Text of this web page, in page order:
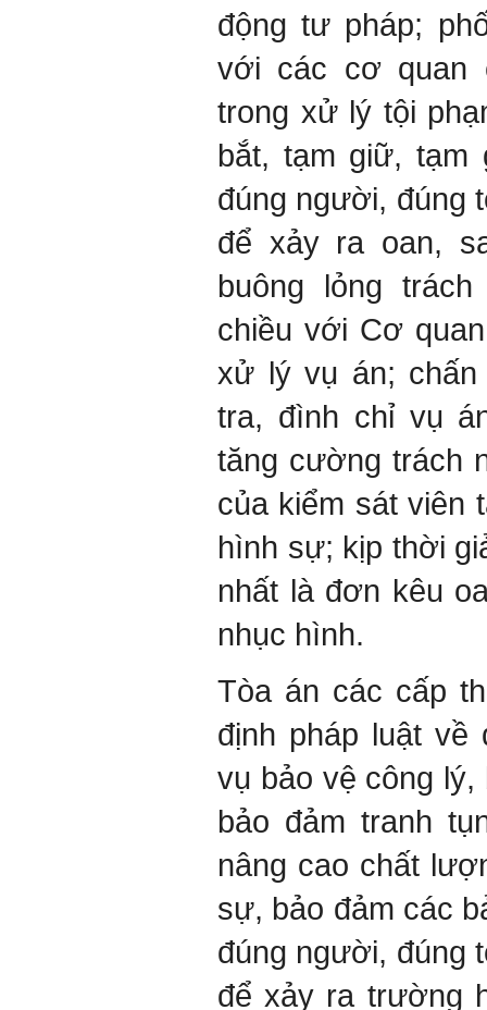
động tư pháp;
với các cơ quan
trong xử lý tội
bắt, tạm giữ, tạm
đúng người, đúng
để xảy ra oan,
buông lỏng
chiều với Cơ
xử lý vụ án; chấn
tra, đình chỉ vụ
tăng cường trách
của kiểm sát viên
hình sự; kịp thời
nhất là đơn kêu
nhục hình.
Tòa án các cấp
định pháp luật về
vụ bảo vệ công
bảo đảm tranh
nâng cao chất
sự, bảo đảm các
đúng người, đúng
để xảy ra trường